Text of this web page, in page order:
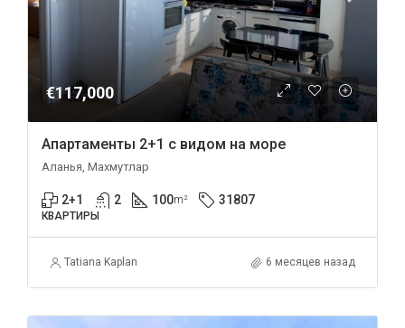
€117,000
Апартаменты 2+1 с видом на море
Аланья, Махмутлар
2+1 2 100m² 31807
КВАРТИРЫ
Tatiana Kaplan 6 месяцев назад